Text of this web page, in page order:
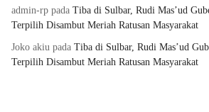
admin-rp pada Tiba di Sulbar, Rudi Mas’ud
Terpilih Disambut Meriah Ratusan Masyarakat
Joko akiu pada Tiba di Sulbar, Rudi Mas’ud
Terpilih Disambut Meriah Ratusan Masyarakat